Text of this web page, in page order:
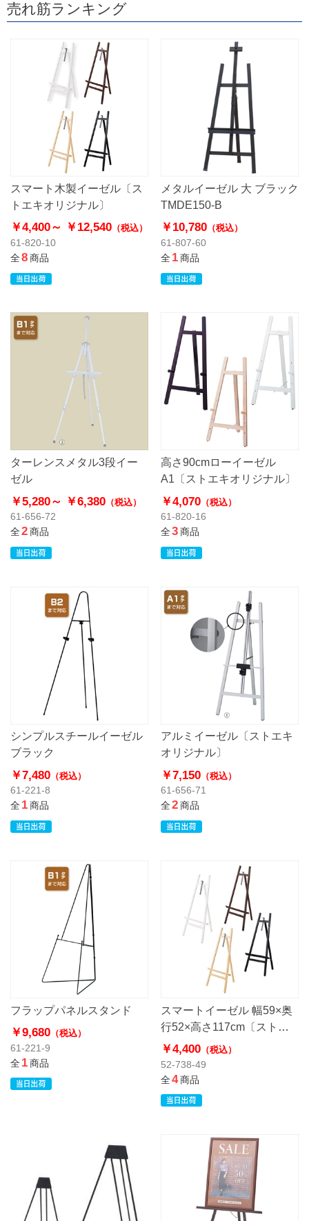
売れ筋ランキング
スマート木製イーゼル〔ス
トエキオリジナル〕
￥4,400～ ￥12,540 （税込）
61-820-10
全8商品
メタルイーゼル 大 ブラック
TMDE150-B
￥10,780（税込）
61-807-60
全1商品
ターレンスメタル3段イー
ゼル
￥5,280～ ￥6,380 （税込）
61-656-72
全2商品
高さ90cmローイーゼル
A1〔ストエキオリジナル〕
￥4,070（税込）
61-820-16
全3商品
シンプルスチールイーゼル
ブラック
￥7,480 （税込）
61-221-8
全1商品
アルミイーゼル〔ストエキ
オリジナル〕
￥7,150（税込）
61-656-71
全2商品
フラップパネルスタンド
￥9,680 （税込）
61-221-9
全1商品
スマートイーゼル 幅59×奥
行52×高さ117cm〔ストエ
キオリジナル〕
￥4,400（税込）
52-738-49
全4商品